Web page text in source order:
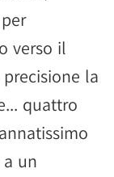
verso il
la
quattro
un